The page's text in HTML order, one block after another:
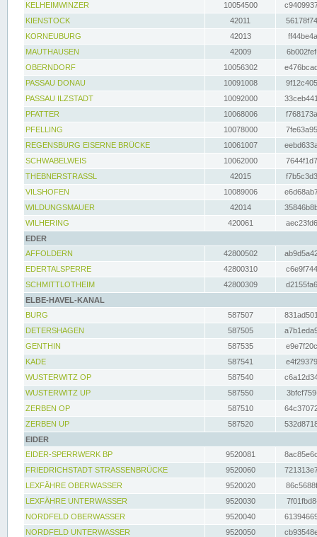
KELHEIMWINZER
10054500
KIENSTOCK
42011
KORNEUBURG
42013
MAUTHAUSEN
42009
OBERNDORF
10056302
PASSAU DONAU
10091008
PASSAU ILZSTADT
10092000
PFATTER
10068006
PFELLING
10078000
REGENSBURG EISERNE BRÜCKE
10061007
SCHWABELWEIS
10062000
THEBNERSTRASSL
42015
VILSHOFEN
10089006
WILDUNGSMAUER
42014
WILHERING
420061
EDER
AFFOLDERN
42800502
EDERTALSPERRE
42800310
SCHMITTLOTHEIM
42800309
ELBE-HAVEL-KANAL
BURG
587507
DETERSHAGEN
587505
GENTHIN
587535
KADE
587541
WUSTERWITZ OP
587540
WUSTERWITZ UP
587550
ZERBEN OP
587510
ZERBEN UP
587520
EIDER
EIDER-SPERRWERK BP
9520081
FRIEDRICHSTADT STRASSENBRÜCKE
9520060
LEXFÄHRE OBERWASSER
9520020
LEXFÄHRE UNTERWASSER
9520030
NORDFELD OBERWASSER
9520040
NORDFELD UNTERWASSER
9520050